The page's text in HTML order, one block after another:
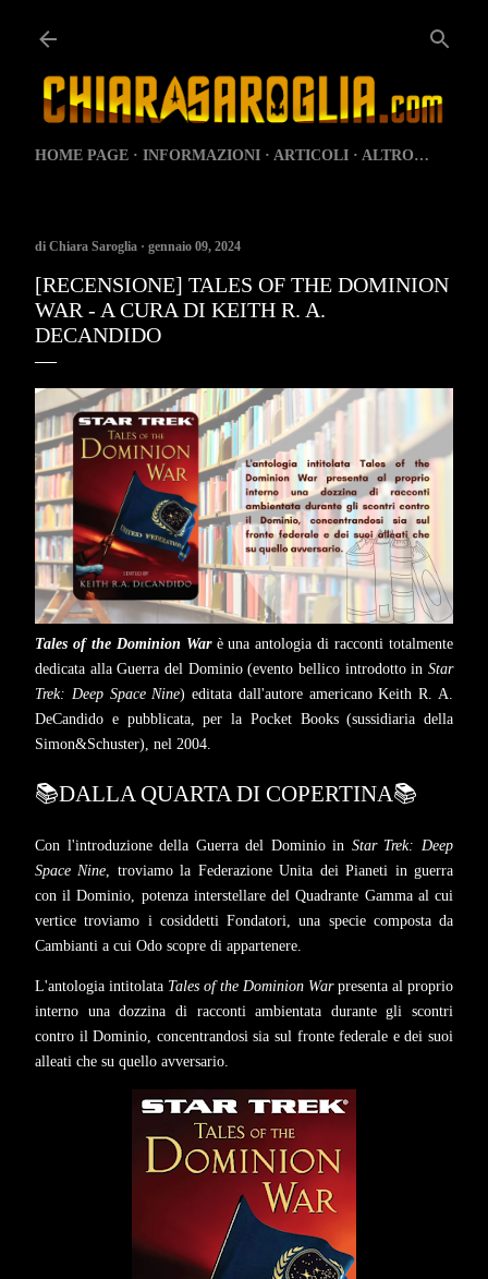
HOME PAGE INFORMAZIONI ARTICOLI ALTRO…
di Chiara Saroglia gennaio 09, 2024
[RECENSIONE] TALES OF THE DOMINION
WAR - A CURA DI KEITH R. A.
DECANDIDO
Tales of the Dominion Warè una antologia di racconti totalmente
dedicata alla Guerra del Dominio (evento bellico introdotto in Star
Trek: Deep Space Nine) editata dall'autore americano Keith R. A.
DeCandido e pubblicata, per la Pocket Books (sussidiaria della
Simon&Schuster), nel 2004.
📚DALLA QUARTA DI COPERTINA📚
Con l'introduzione della Guerra del Dominio in Star Trek: Deep
Space Nine , troviamo la Federazione Unita dei Pianeti in guerra
con il Dominio, potenza interstellare del Quadrante Gamma al cui
vertice troviamo i cosiddetti Fondatori, una specie composta da
Cambianti a cui Odo scopre di appartenere.
L'antologia intitolata Tales of the Dominion Warpresenta al proprio
interno una dozzina di racconti ambientata durante gli scontri
contro il Dominio, concentrandosi sia sul fronte federale e dei suoi
alleati che su quello avversario.